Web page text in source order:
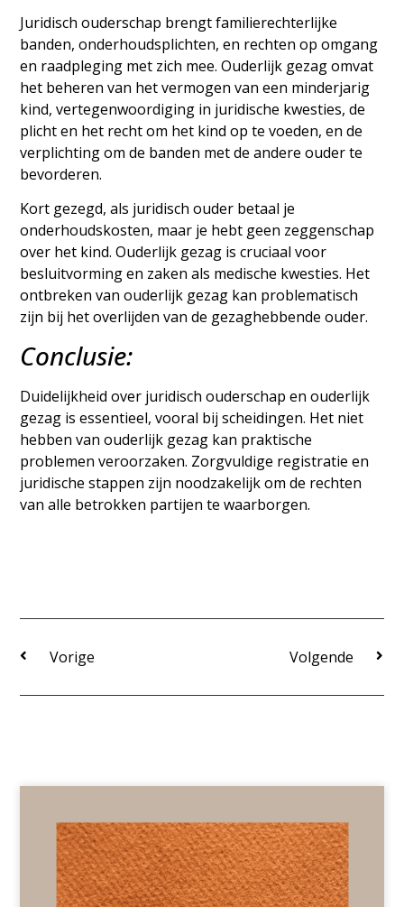
Juridisch ouderschap brengt familierechterlijke
banden, onderhoudsplichten, en rechten op omgang
en raadpleging met zich mee. Ouderlijk gezag omvat
het beheren van het vermogen van een minderjarig
kind, vertegenwoordiging in juridische kwesties, de
plicht en het recht om het kind op te voeden, en de
verplichting om de banden met de andere ouder te
bevorderen.
Kort gezegd, als juridisch ouder betaal je
onderhoudskosten, maar je hebt geen zeggenschap
over het kind. Ouderlijk gezag is cruciaal voor
besluitvorming en zaken als medische kwesties. Het
ontbreken van ouderlijk gezag kan problematisch
zijn bij het overlijden van de gezaghebbende ouder.
Conclusie:
Duidelijkheid over juridisch ouderschap en ouderlijk
gezag is essentieel, vooral bij scheidingen. Het niet
hebben van ouderlijk gezag kan praktische
problemen veroorzaken. Zorgvuldige registratie en
juridische stappen zijn noodzakelijk om de rechten
van alle betrokken partijen te waarborgen.
Vorige Volgende